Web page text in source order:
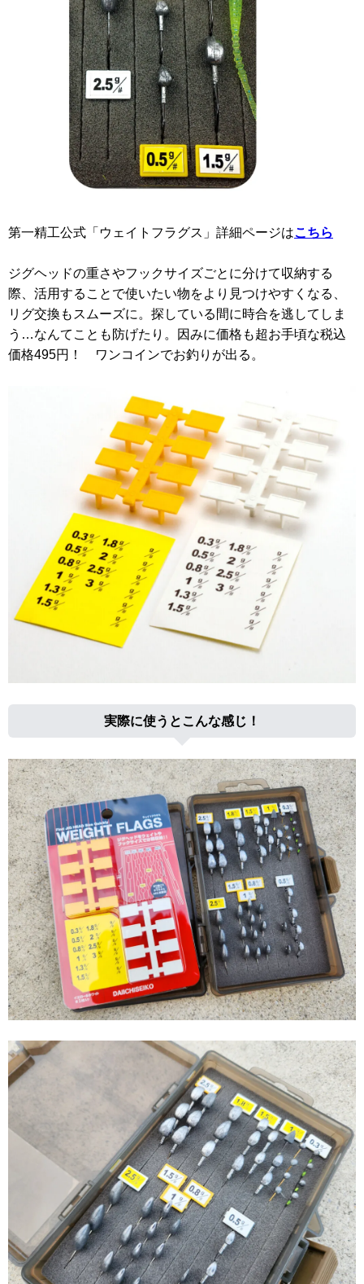
第一精工公式「ウェイトフラグス」詳細ページはこちら
ジグヘッドの重さやフックサイズごとに分けて収納する
際、活用することで使いたい物をより見つけやすくなる、
リグ交換もスムーズに。探している間に時合を逃してしま
う…なんてことも防げたり。因みに価格も超お手頃な税込
価格495円！ ワンコインでお釣りが出る。
実際に使うとこんな感じ！